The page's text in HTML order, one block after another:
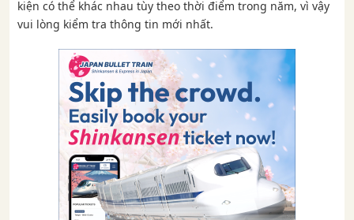
kiện có thể khác nhau tùy theo thời điểm trong năm, vì vậy
vui lòng kiểm tra thông tin mới nhất.